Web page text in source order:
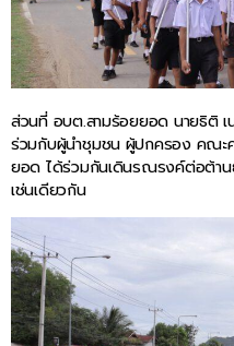
ส่วนที่ อบต.สามร้อยยอด นายธิติ
ร่วมกับผู้นำชุมชน ผู้ปกครอง คณะค
ยอด ได้ร่วมกันเดินรณรงค์ต่อต้า
เช่นเดียวกัน